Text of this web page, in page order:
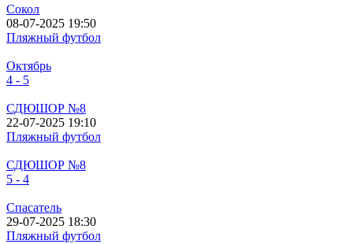
Сокол
08-07-2025 19:50
Пляжный футбол
Октябрь
4 - 5
СДЮШОР №8
22-07-2025 19:10
Пляжный футбол
СДЮШОР №8
5 - 4
Спасатель
29-07-2025 18:30
Пляжный футбол